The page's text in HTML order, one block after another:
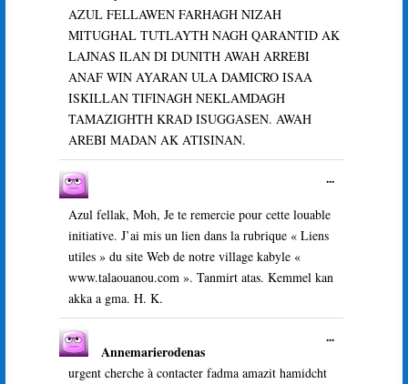
AZUL FELLAWEN FARHAGH NIZAH
MITUGHAL TUTLAYTH NAGH QARANTID AK
LAJNAS ILAN DI DUNITH AWAH ARREBI
ANAF WIN AYARAN ULA DAMICRO ISAA
ISKILLAN TIFINAGH NEKLAMDAGH
TAMAZIGHTH KRAD ISUGGASEN. AWAH
AREBI MADAN AK ATISINAN.
méta.
Azul fellak, Moh, Je te remercie pour cette louable
initiative. J’ai mis un lien dans la rubrique « Liens
utiles » du site Web de notre village kabyle «
www.talaouanou.com ». Tanmirt atas. Kemmel kan
akka a gma. H. K.
...Ouvrir/
Annemarierodenas
urgent cherche à contacter fadma amazit hamidcht
...Ouvrir/